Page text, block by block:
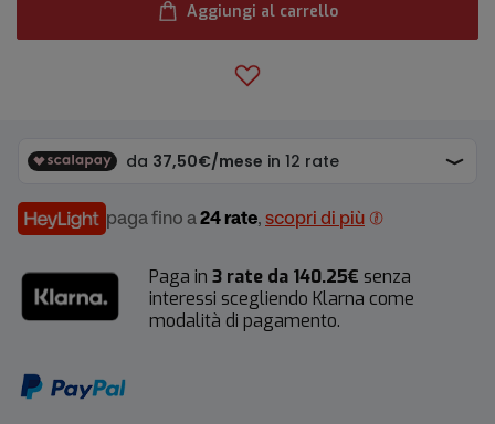
Aggiungi al carrello
paga fino a 24 rate, scopri di più
Paga in 3 rate da 140.25€ senza
interessi scegliendo Klarna come
modalità di pagamento.